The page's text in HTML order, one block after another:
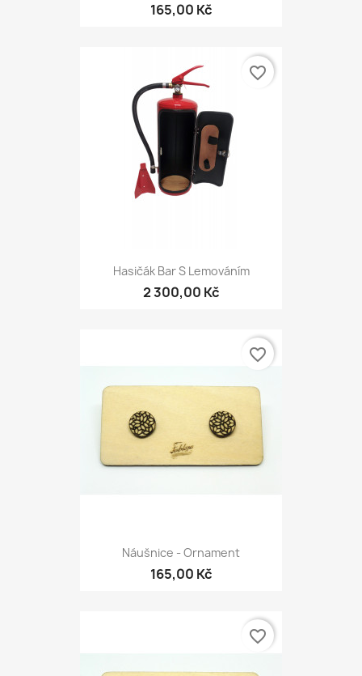
165,00 Kč
Hasičák Bar S Lemováním
2 300,00 Kč
favorite_border
Náušnice - Ornament
165,00 Kč
favorite_border
favorite_border